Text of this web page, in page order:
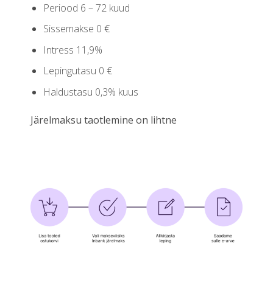
Periood 6 – 72 kuud
Sissemakse 0 €
Intress 11,9%
Lepingutasu 0 €
Haldustasu 0,3% kuus
Järelmaksu taotlemine on lihtne